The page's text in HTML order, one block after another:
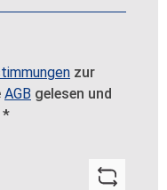
zur
AGB gelesen und
*